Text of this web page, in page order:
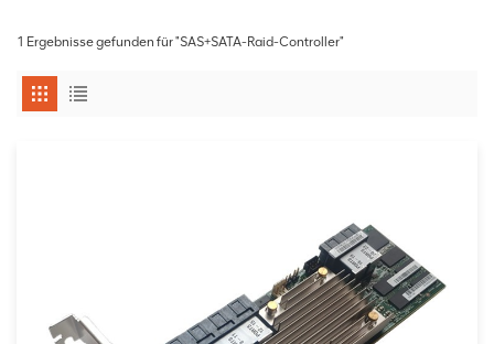
1 Ergebnisse gefunden für "SAS+SATA-Raid-Controller"